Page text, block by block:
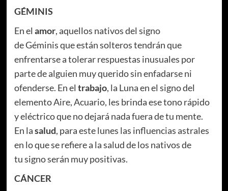
GÉMINIS
En el amor, aquellos nativos del signo
de Géminis que están solteros tendrán que
enfrentarse a tolerar respuestas inusuales por
parte de alguien muy querido sin enfadarse ni
ofenderse. En el trabajo, la Luna en el signo del
elemento Aire, Acuario, les brinda ese tono rápido
y eléctrico que no dejará nada fuera de tu mente.
En lasalud, para este lunes las influencias astrales
en lo que se refiere a la salud de los nativos de
tu signo serán muy positivas.
CÁNCER